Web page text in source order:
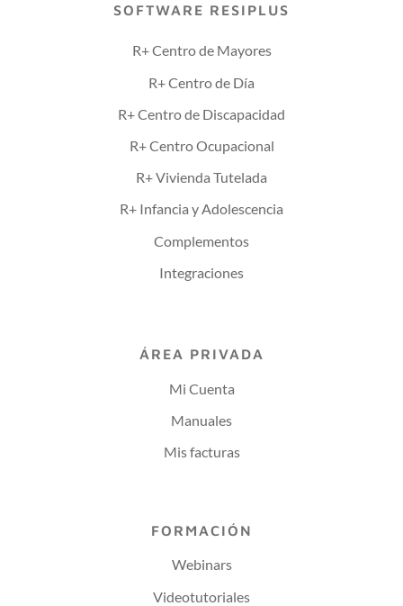
SOFTWARE RESIPLUS
R+ Centro de Mayores
R+ Centro de Día
R+ Centro de Discapacidad
R+ Centro Ocupacional
R+ Vivienda Tutelada
R+ Infancia y Adolescencia
Complementos
Integraciones
ÁREA PRIVADA
Mi Cuenta
Manuales
Mis facturas
FORMACIÓN
Webinars
Videotutoriales